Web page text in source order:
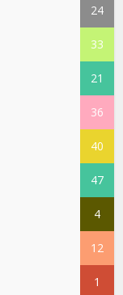
24
33
21
36
40
47
4
12
1